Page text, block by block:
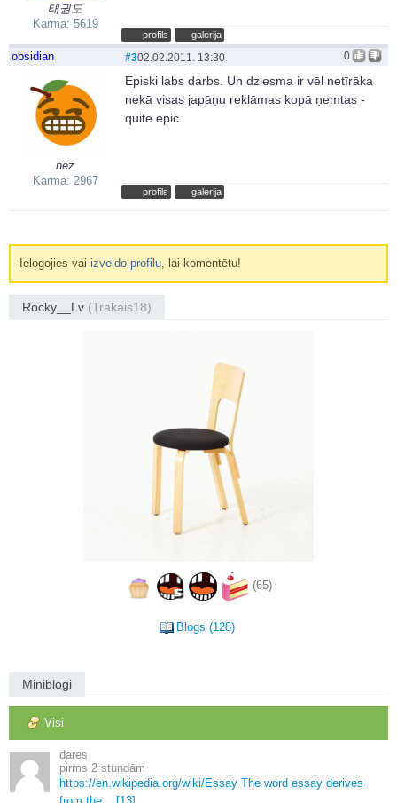
태권도
Karma: 5619
profils galerija
obsidian
nez
Karma: 2967
0
#302.02.2011. 13:30
Episki labs darbs. Un dziesma ir vēl netīrāka
nekā visas japāņu reklāmas kopā ņemtas -
quite epic.
profils galerija
Ielogojies vaiizveido profilu, lai komentētu!
Rocky__Lv (Trakais18)
(65)
Blogs (128)
Miniblogi
Visi
dares
2 stundām
https://en.wikipedia.org/wiki/Essay The word essay derives